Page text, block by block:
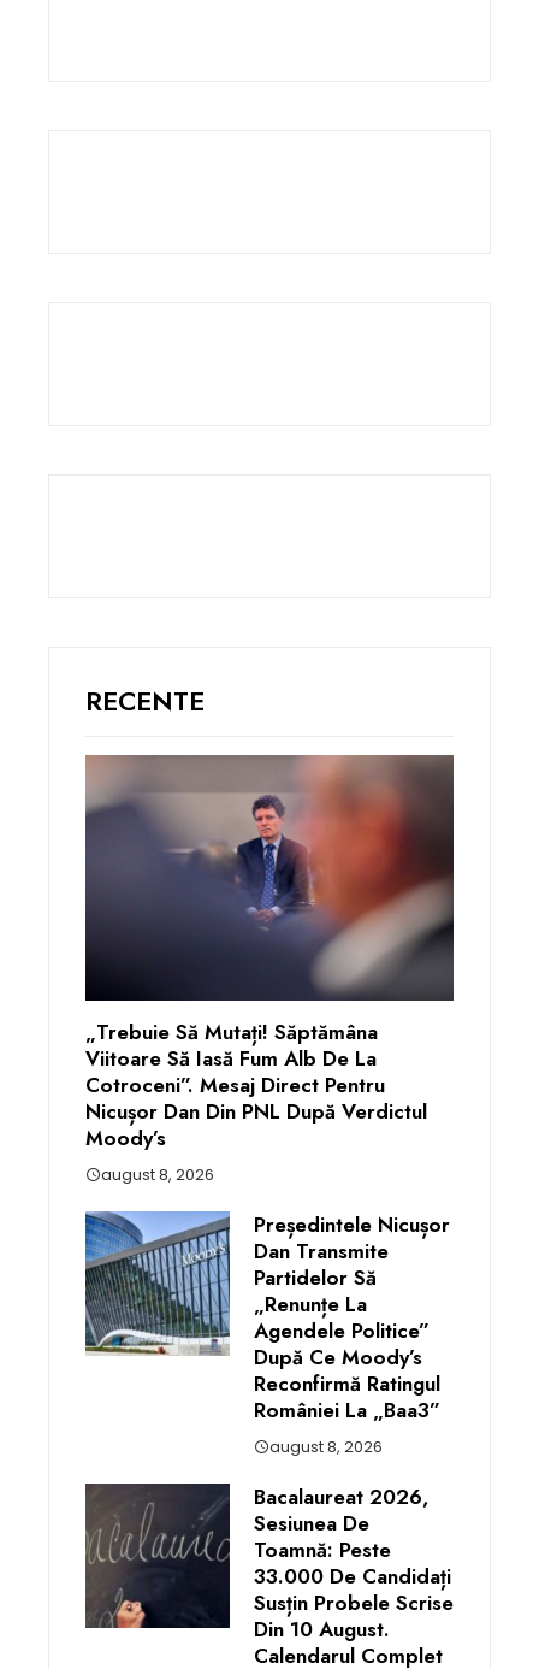
RECENTE
„Trebuie Să Mutați! Săptămâna
Viitoare Să Iasă Fum Alb De La
Cotroceni”. Mesaj Direct Pentru
Nicușor Dan Din PNL După Verdictul
Moody’s
august 8, 2026
Președintele Nicușor
Dan Transmite
Partidelor Să
„renunțe La
Agendele Politice”
După Ce Moody’s
Reconfirmă Ratingul
României La „Baa3”
august 8, 2026
Bacalaureat 2026,
Sesiunea De
Toamnă: Peste
33.000 De Candidați
Susțin Probele Scrise
Din 10 August.
Calendarul Complet